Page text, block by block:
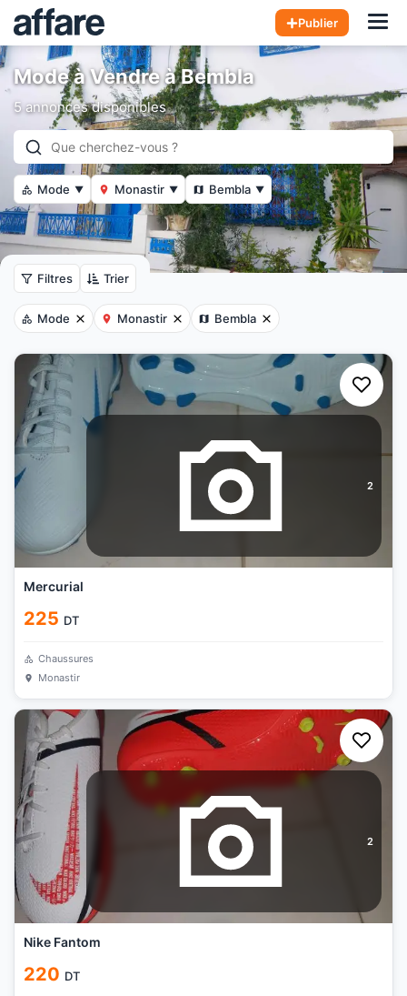
Publier
Mode à Vendre à Bembla
5 annonces disponibles
Mode ▼ Monastir ▼ Bembla ▼
Filtres Trier
Mode Monastir Bembla
2
Mercurial
225 DT
Chaussures
Monastir
2
Nike Fantom
220 DT